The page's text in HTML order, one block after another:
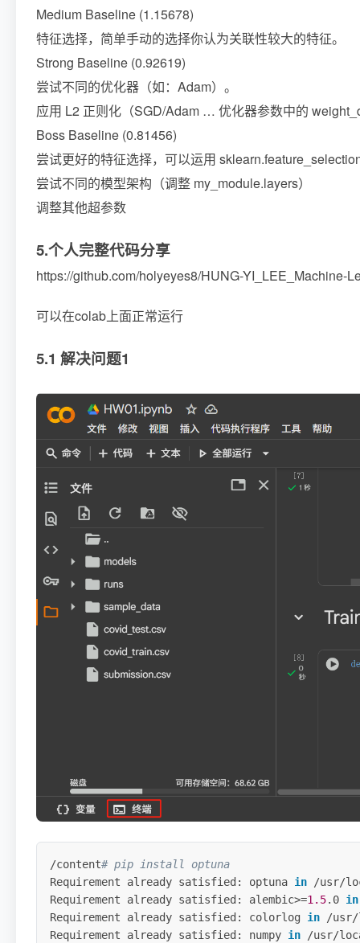
Medium Baseline (1.15678)
特征选择，简单手动的选择你认为关联性较大的特征。
Strong Baseline (0.92619)
尝试不同的优化器（如：Adam）。
应用 L2 正则化（SGD/Adam … 优化器参数中的
Boss Baseline (0.81456)
尝试更好的特征选择，可以运用
尝试不同的模型架构（调整 my_module.layers）
调整其他超参数
5.个人完整代码分享
https://github.com/holyeyes8/HUNG-YI_LEE_Machine-
可以在colab上面正常运行
5.1 解决问题1
/content# pip install optuna
Requirement already satisfied: optuna in /usr/
Requirement already satisfied: alembic>=1.5.0 in
Requirement already satisfied: colorlog in /usr/
Requirement already satisfied: numpy in /usr/